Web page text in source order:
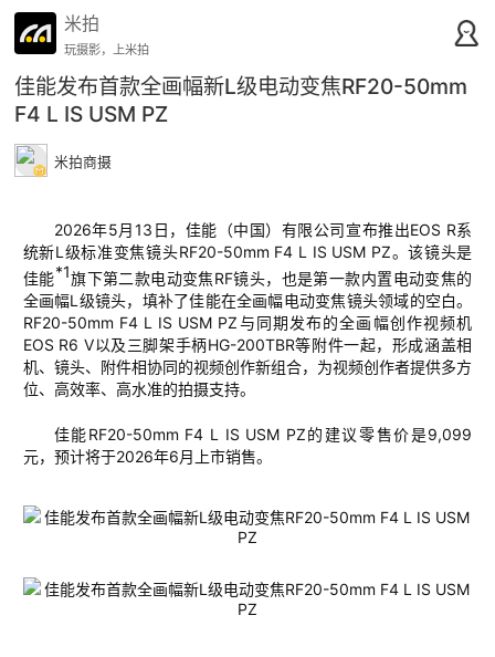
米拍
玩摄影，上米拍
佳能发布首款全画幅新L级电动变焦RF20-50mm
F4 L IS USM PZ
米拍商摄
2026年5月13 日， 佳能（中国）有限公司宣布推出EOS R系
统新L 级标准变焦镜头RF20-50mm F4 L IS USM PZ。该镜头是
佳能*1旗下第二款电动变焦RF镜头，也是第一款内置电动变焦的
全画幅L 级镜头，填补了佳能在全画幅电动变焦镜头领域的空白。
RF20-50mm F4 L IS USM PZ与同期发布的全画幅创作视频机
EOS R6 V以及三脚架手柄HG-200TBR等附件一起，形成涵盖相
机、镜头、附件相协同的视频创作新组合，为视频创作者提供多方
位、高效率、高水准的拍摄支持。
佳能RF20-50mm F4 L IS USM PZ的建议零售价是9,099
元，预计将于2026年6月上市销售。